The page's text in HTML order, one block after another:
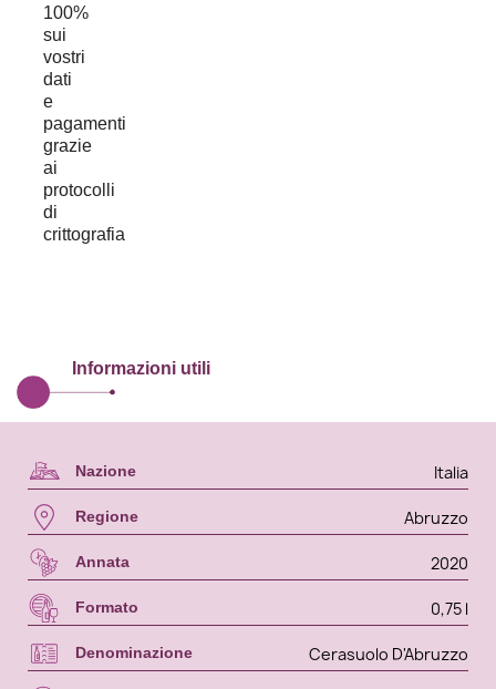
Informazioni utili
Nazione Italia
Regione Abruzzo
Annata 2020
Formato 0,75 l
Denominazione Cerasuolo D'Abruzzo